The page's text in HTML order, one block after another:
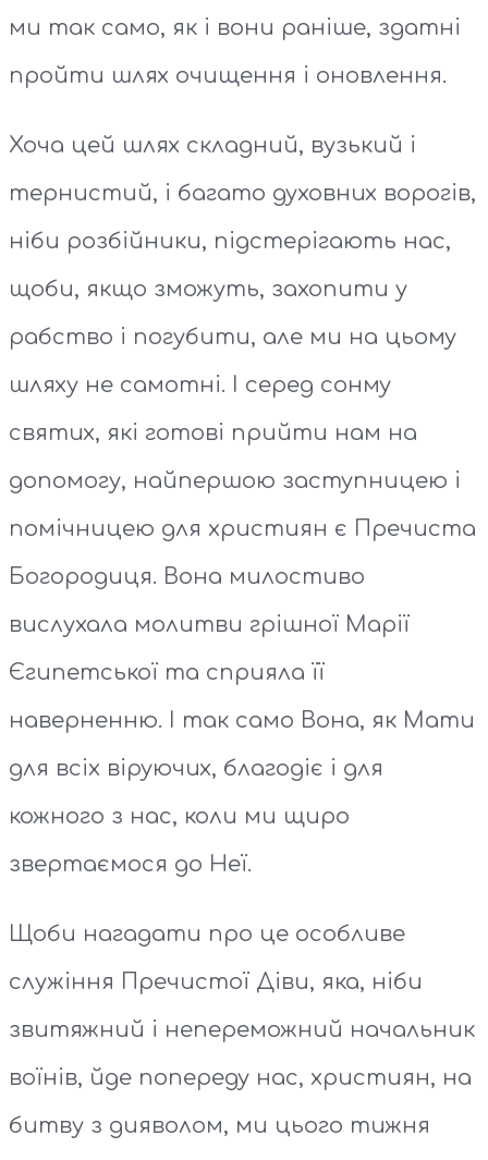
ми так само, як і вони раніше, здатні
пройти шлях очищення і оновлення.
Хоча цей шлях складний, вузький і
тернистий, і багато духовних ворогів,
ніби розбійники, підстерігають нас,
щоби, якщо зможуть, захопити у
рабство і погубити, але ми на цьому
шляху не самотні. І серед сонму
святих, які готові прийти нам на
допомогу, найпершою заступницею і
помічницею для християн є Пречиста
Богородиця. Вона милостиво
вислухала молитви грішної Марії
Єгипетської та сприяла її
наверненню. І так само Вона, як Мати
для всіх віруючих, благодіє і для
кожного з нас, коли ми щиро
звертаємося до Неї.
Щоби нагадати про це особливе
служіння Пречистої Діви, яка, ніби
звитяжний і непереможний начальник
воїнів, йде попереду нас, християн, на
битву з дияволом, ми цього тижня